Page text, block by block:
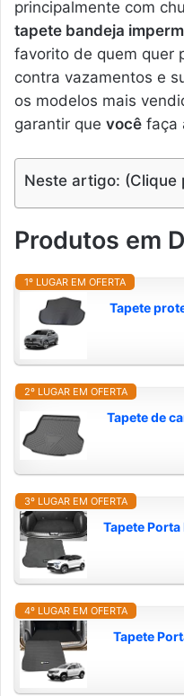
principalmente com
tapete bandeja
favorito de quem quer
contra vazamentos e
os modelos mais
garantir que você faça
Neste artigo: (Clique
Produtos em
1º LUGAR EM OFERTA
Tapete
2º LUGAR EM OFERTA
Tapete de
3º LUGAR EM OFERTA
Tapete
4º LUGAR EM OFERTA
Tapete